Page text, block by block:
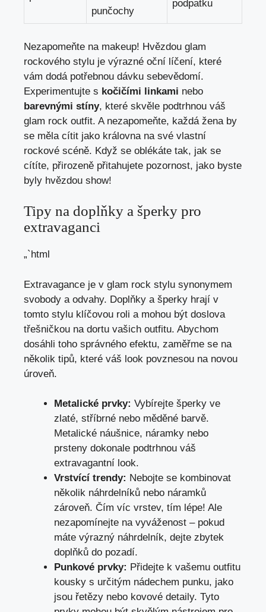
punčochy
podpatku
Nezapomeňte na makeup! Hvězdou glam
rockového stylu je výrazné oční líčení, které
vám dodá potřebnou dávku sebevědomí.
Experimentujte s kočičími linkami nebo
barevnými stíny, které skvěle podtrhnou váš
glam rock outfit. A nezapomeňte, každá žena by
se měla cítit jako královna na své vlastní
rockové scéně. Když se oblékáte tak, jak se
cítíte, přirozeně přitahujete pozornost, jako byste
byly hvězdou show!
Tipy na doplňky a šperky pro
extravaganci
„`html
Extravagance je v glam rock stylu synonymem
svobody a odvahy. Doplňky a šperky hrají v
tomto stylu klíčovou roli a mohou být doslova
třešničkou na dortu vašich outfitu. Abychom
dosáhli toho správného efektu, zaměřme se na
několik tipů, které váš look povznesou na novou
úroveň.
Metalické prvky: Vybírejte šperky ve
zlaté, stříbrné nebo měděné barvě.
Metalické náušnice, náramky nebo
prsteny dokonale podtrhnou váš
extravagantní look.
Vrstvící trendy: Nebojte se kombinovat
několik náhrdelníků nebo náramků
zároveň. Čím víc vrstev, tím lépe! Ale
nezapomínejte na vyváženost – pokud
máte výrazný náhrdelník, dejte zbytek
doplňků do pozadí.
Punkové prvky: Přidejte k vašemu outfitu
kousky s určitým nádechem punku, jako
jsou řetězy nebo kovové detaily. Tyto